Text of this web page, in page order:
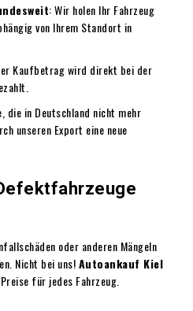
: Wir holen Ihr Fahrzeug
von Ihrem Standort in
Kaufbetrag wird direkt bei der
die in Deutschland nicht mehr
unseren Export eine neue
oder anderen Mängeln
Nicht bei uns!Autoankauf Kiel
für jedes Fahrzeug.